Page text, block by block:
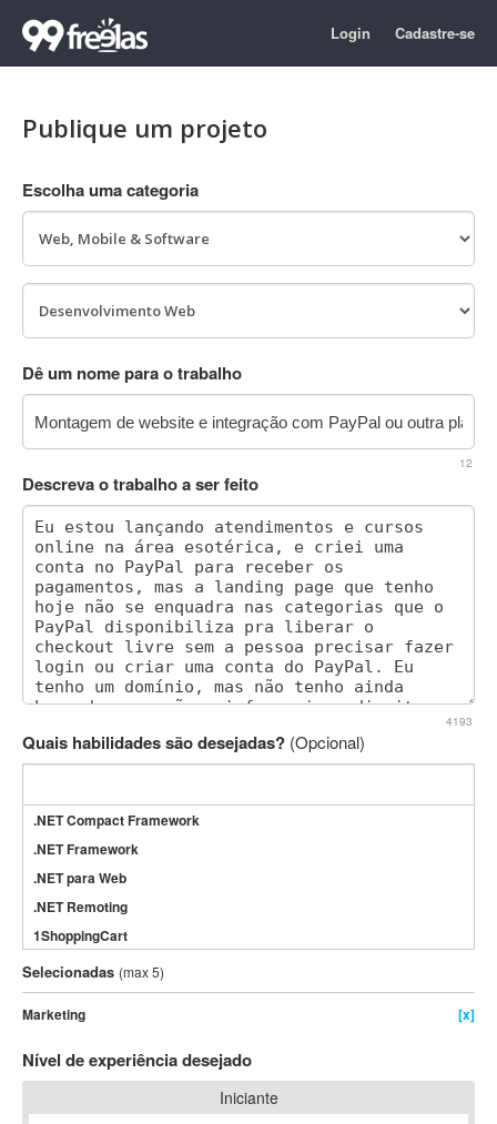
Login Cadastre-se
Publique um projeto
Escolha uma categoria
Dê um nome para o trabalho
12
Descreva o trabalho a ser feito
4193
Quais habilidades são desejadas? (Opcional)
.NET Compact Framework
.NET Framework
.NET para Web
.NET Remoting
1ShoppingCart
3DS Max
3GSM
4D Dimension
802.11
A&P
Selecionadas (max 5)
Marketing [x]
Nível de experiência desejado
Iniciante